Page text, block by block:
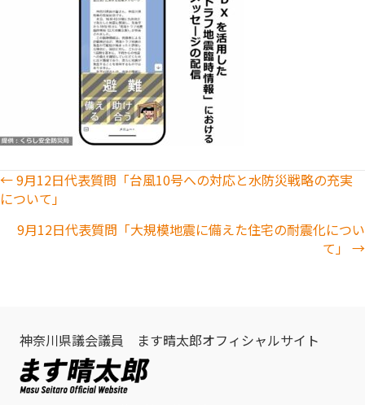
Posts
navigation
← 9月12日代表質問「台風10号への対応と水防災戦略の充実
について」
9月12日代表質問「大規模地震に備えた住宅の耐震化につい
て」 →
神奈川県議会議員 ます晴太郎オフィシャルサイト